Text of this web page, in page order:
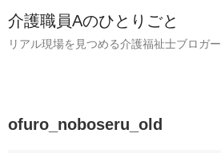
介護職員Aのひとりごと
リアル現場を見つめる介護福祉士ブロガー
ofuro_noboseru_old